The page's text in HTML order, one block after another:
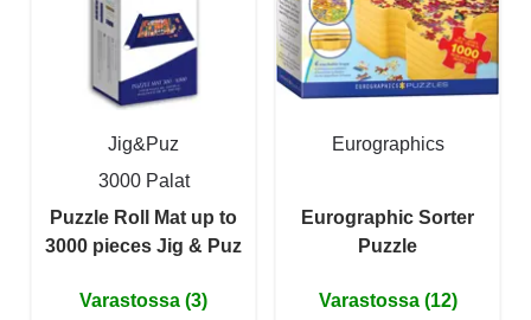
Jig&Puz
3000 Palat
Puzzle Roll Mat up to
3000 pieces Jig & Puz
Varastossa (3)
Eurographics
Eurographic Sorter
Puzzle
Varastossa (12)